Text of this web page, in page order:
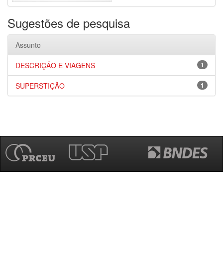
Sugestões de pesquisa
Assunto
1
DESCRIÇÃO E VIAGENS
1
SUPERSTIÇÃO